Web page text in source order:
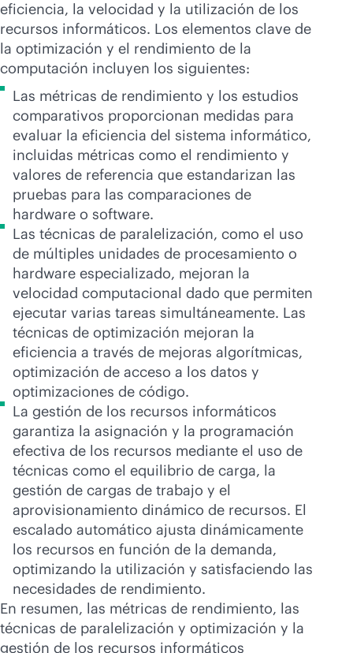
eficiencia, la velocidad y la utilización de los
recursos informáticos. Los elementos clave de
la optimización y el rendimiento de la
computación incluyen los siguientes:
Las métricas de rendimiento y los estudios
comparativos proporcionan medidas para
evaluar la eficiencia del sistema informático,
incluidas métricas como el rendimiento y
valores de referencia que estandarizan las
pruebas para las comparaciones de
hardware o software.
Las técnicas de paralelización, como el uso
de múltiples unidades de procesamiento o
hardware especializado, mejoran la
velocidad computacional dado que permiten
ejecutar varias tareas simultáneamente. Las
técnicas de optimización mejoran la
eficiencia a través de mejoras algorítmicas,
optimización de acceso a los datos y
optimizaciones de código.
La gestión de los recursos informáticos
garantiza la asignación y la programación
efectiva de los recursos mediante el uso de
técnicas como el equilibrio de carga, la
gestión de cargas de trabajo y el
aprovisionamiento dinámico de recursos. El
escalado automático ajusta dinámicamente
los recursos en función de la demanda,
optimizando la utilización y satisfaciendo las
necesidades de rendimiento.
En resumen, las métricas de rendimiento, las
técnicas de paralelización y optimización y la
gestión de los recursos informáticos